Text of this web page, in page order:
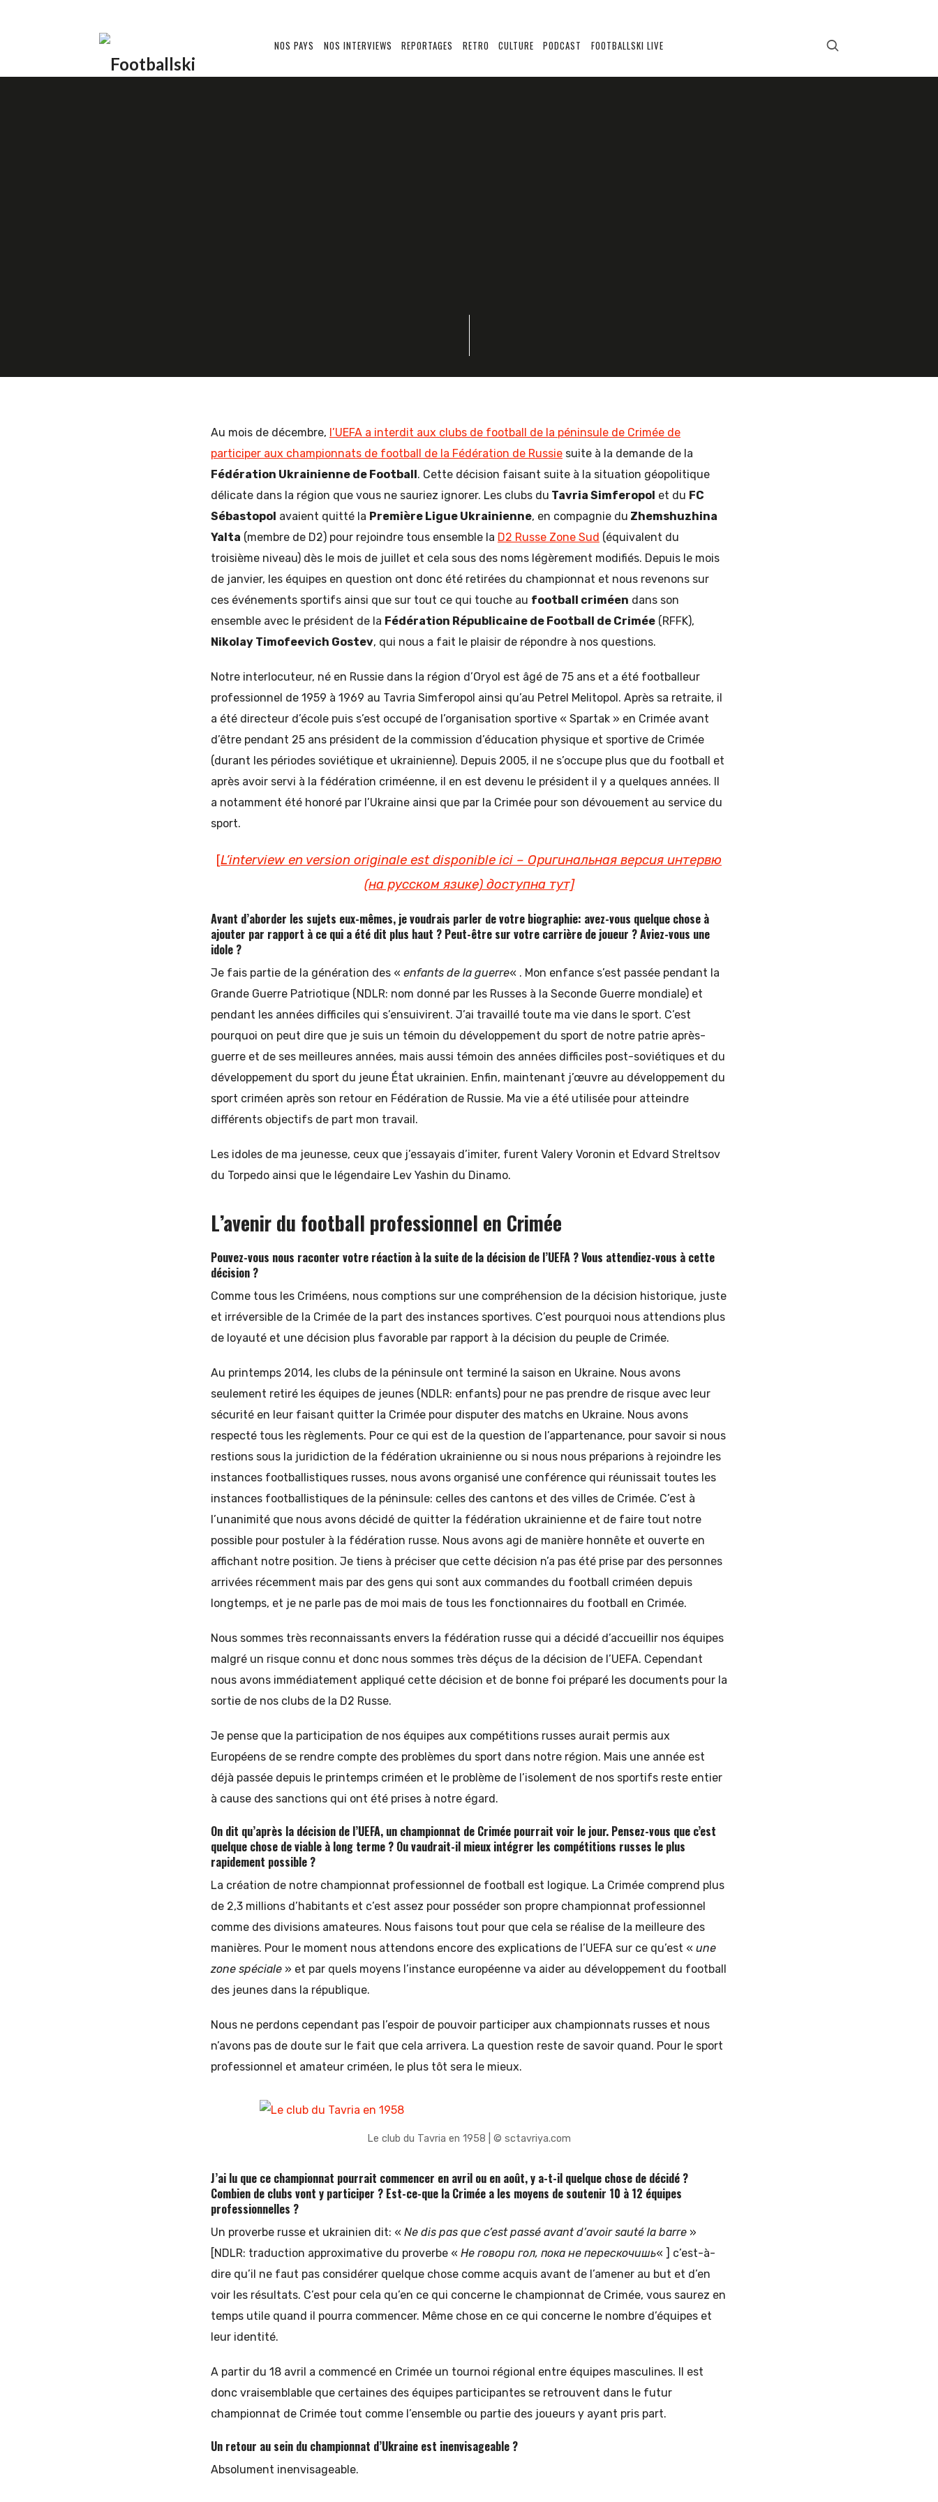
Footballski NOS PAYS NOS INTERVIEWS REPORTAGES RETRO CULTURE PODCAST FOOTBALLSKI LIVE
Au mois de décembre, l’UEFA a interdit aux clubs de football de la péninsule de Crimée de
participer aux championnats de football de la Fédération de Russie suite à la demande de la
Fédération Ukrainienne de Football. Cette décision faisant suite à la situation géopolitique
délicate dans la région que vous ne sauriez ignorer. Les clubs du Tavria Simferopol et du FC
Sébastopol avaient quitté la Première Ligue Ukrainienne, en compagnie du Zhemshuzhina
Yalta (membre de D2) pour rejoindre tous ensemble la D2 Russe Zone Sud (équivalent du
troisième niveau) dès le mois de juillet et cela sous des noms légèrement modifiés. Depuis le mois
de janvier, les équipes en question ont donc été retirées du championnat et nous revenons sur
ces événements sportifs ainsi que sur tout ce qui touche au football criméen dans son
ensemble avec le président de la Fédération Républicaine de Football de Crimée (RFFK),
Nikolay Timofeevich Gostev, qui nous a fait le plaisir de répondre à nos questions.
Notre interlocuteur, né en Russie dans la région d’Oryol est âgé de 75 ans et a été footballeur
professionnel de 1959 à 1969 au Tavria Simferopol ainsi qu’au Petrel Melitopol. Après sa retraite, il
a été directeur d’école puis s’est occupé de l’organisation sportive « Spartak » en Crimée avant
d’être pendant 25 ans président de la commission d’éducation physique et sportive de Crimée
(durant les périodes soviétique et ukrainienne). Depuis 2005, il ne s’occupe plus que du football et
après avoir servi à la fédération criméenne, il en est devenu le président il y a quelques années. Il
a notamment été honoré par l’Ukraine ainsi que par la Crimée pour son dévouement au service du
sport.
[L’interview en version originale est disponible ici – Оригинальная версия интервю
(на русском язике) доступна тут]
Avant d’aborder les sujets eux-mêmes, je voudrais parler de votre biographie: avez-vous quelque chose à
ajouter par rapport à ce qui a été dit plus haut ? Peut-être sur votre carrière de joueur ? Aviez-vous une
idole ?
Je fais partie de la génération des « enfants de la guerre« . Mon enfance s’est passée pendant la
Grande Guerre Patriotique (NDLR: nom donné par les Russes à la Seconde Guerre mondiale) et
pendant les années difficiles qui s’ensuivirent. J’ai travaillé toute ma vie dans le sport. C’est
pourquoi on peut dire que je suis un témoin du développement du sport de notre patrie après-
guerre et de ses meilleures années, mais aussi témoin des années difficiles post-soviétiques et du
développement du sport du jeune État ukrainien. Enfin, maintenant j’œuvre au développement du
sport criméen après son retour en Fédération de Russie. Ma vie a été utilisée pour atteindre
différents objectifs de part mon travail.
Les idoles de ma jeunesse, ceux que j’essayais d’imiter, furent Valery Voronin et Edvard Streltsov
du Torpedo ainsi que le légendaire Lev Yashin du Dinamo.
L’avenir du football professionnel en Crimée
Pouvez-vous nous raconter votre réaction à la suite de la décision de l’UEFA ? Vous attendiez-vous à cette
décision ?
Comme tous les Criméens, nous comptions sur une compréhension de la décision historique, juste
et irréversible de la Crimée de la part des instances sportives. C’est pourquoi nous attendions plus
de loyauté et une décision plus favorable par rapport à la décision du peuple de Crimée.
Au printemps 2014, les clubs de la péninsule ont terminé la saison en Ukraine. Nous avons
seulement retiré les équipes de jeunes (NDLR: enfants) pour ne pas prendre de risque avec leur
sécurité en leur faisant quitter la Crimée pour disputer des matchs en Ukraine. Nous avons
respecté tous les règlements. Pour ce qui est de la question de l’appartenance, pour savoir si nous
restions sous la juridiction de la fédération ukrainienne ou si nous nous préparions à rejoindre les
instances footballistiques russes, nous avons organisé une conférence qui réunissait toutes les
instances footballistiques de la péninsule: celles des cantons et des villes de Crimée. C’est à
l’unanimité que nous avons décidé de quitter la fédération ukrainienne et de faire tout notre
possible pour postuler à la fédération russe. Nous avons agi de manière honnête et ouverte en
affichant notre position. Je tiens à préciser que cette décision n’a pas été prise par des personnes
arrivées récemment mais par des gens qui sont aux commandes du football criméen depuis
longtemps, et je ne parle pas de moi mais de tous les fonctionnaires du football en Crimée.
Nous sommes très reconnaissants envers la fédération russe qui a décidé d’accueillir nos équipes
malgré un risque connu et donc nous sommes très déçus de la décision de l’UEFA. Cependant
nous avons immédiatement appliqué cette décision et de bonne foi préparé les documents pour la
sortie de nos clubs de la D2 Russe.
Je pense que la participation de nos équipes aux compétitions russes aurait permis aux
Européens de se rendre compte des problèmes du sport dans notre région. Mais une année est
déjà passée depuis le printemps criméen et le problème de l’isolement de nos sportifs reste entier
à cause des sanctions qui ont été prises à notre égard.
On dit qu’après la décision de l’UEFA, un championnat de Crimée pourrait voir le jour. Pensez-vous que c’est
quelque chose de viable à long terme ? Ou vaudrait-il mieux intégrer les compétitions russes le plus
rapidement possible ?
La création de notre championnat professionnel de football est logique. La Crimée comprend plus
de 2,3 millions d’habitants et c’est assez pour posséder son propre championnat professionnel
comme des divisions amateures. Nous faisons tout pour que cela se réalise de la meilleure des
manières. Pour le moment nous attendons encore des explications de l’UEFA sur ce qu’est « une
zone spéciale » et par quels moyens l’instance européenne va aider au développement du football
des jeunes dans la république.
Nous ne perdons cependant pas l’espoir de pouvoir participer aux championnats russes et nous
n’avons pas de doute sur le fait que cela arrivera. La question reste de savoir quand. Pour le sport
professionnel et amateur criméen, le plus tôt sera le mieux.
Le club du Tavria en 1958 | © sctavriya.com
J’ai lu que ce championnat pourrait commencer en avril ou en août, y a-t-il quelque chose de décidé ?
Combien de clubs vont y participer ? Est-ce-que la Crimée a les moyens de soutenir 10 à 12 équipes
professionnelles ?
Un proverbe russe et ukrainien dit: « Ne dis pas que c’est passé avant d’avoir sauté la barre »
[NDLR: traduction approximative du proverbe « Не говори гол, пока не перескочишь« ] c’est-à-
dire qu’il ne faut pas considérer quelque chose comme acquis avant de l’amener au but et d’en
voir les résultats. C’est pour cela qu’en ce qui concerne le championnat de Crimée, vous saurez en
temps utile quand il pourra commencer. Même chose en ce qui concerne le nombre d’équipes et
leur identité.
A partir du 18 avril a commencé en Crimée un tournoi régional entre équipes masculines. Il est
donc vraisemblable que certaines des équipes participantes se retrouvent dans le futur
championnat de Crimée tout comme l’ensemble ou partie des joueurs y ayant pris part.
Un retour au sein du championnat d’Ukraine est inenvisageable ?
Absolument inenvisageable.